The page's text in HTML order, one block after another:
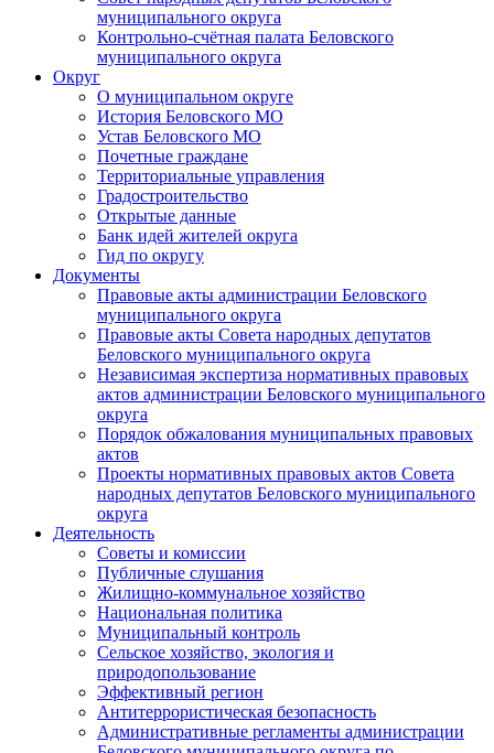
муниципального округа
Контрольно-счётная палата Беловского
муниципального округа
Округ
О муниципальном округе
История Беловского МО
Устав Беловского МО
Почетные граждане
Территориальные управления
Градостроительство
Открытые данные
Банк идей жителей округа
Гид по округу
Документы
Правовые акты администрации Беловского
муниципального округа
Правовые акты Совета народных депутатов
Беловского муниципального округа
Независимая экспертиза нормативных правовых
актов администрации Беловского муниципального
округа
Порядок обжалования муниципальных правовых
актов
Проекты нормативных правовых актов Совета
народных депутатов Беловского муниципального
округа
Деятельность
Советы и комиссии
Публичные слушания
Жилищно-коммунальное хозяйство
Национальная политика
Муниципальный контроль
Сельское хозяйство, экология и
природопользование
Эффективный регион
Антитеррористическая безопасность
Административные регламенты администрации